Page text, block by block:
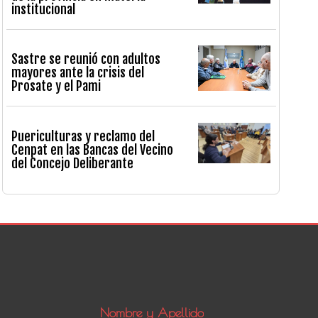
institucional
Sastre se reunió con adultos
mayores ante la crisis del
Prosate y el Pami
Puericulturas y reclamo del
Cenpat en las Bancas del Vecino
del Concejo Deliberante